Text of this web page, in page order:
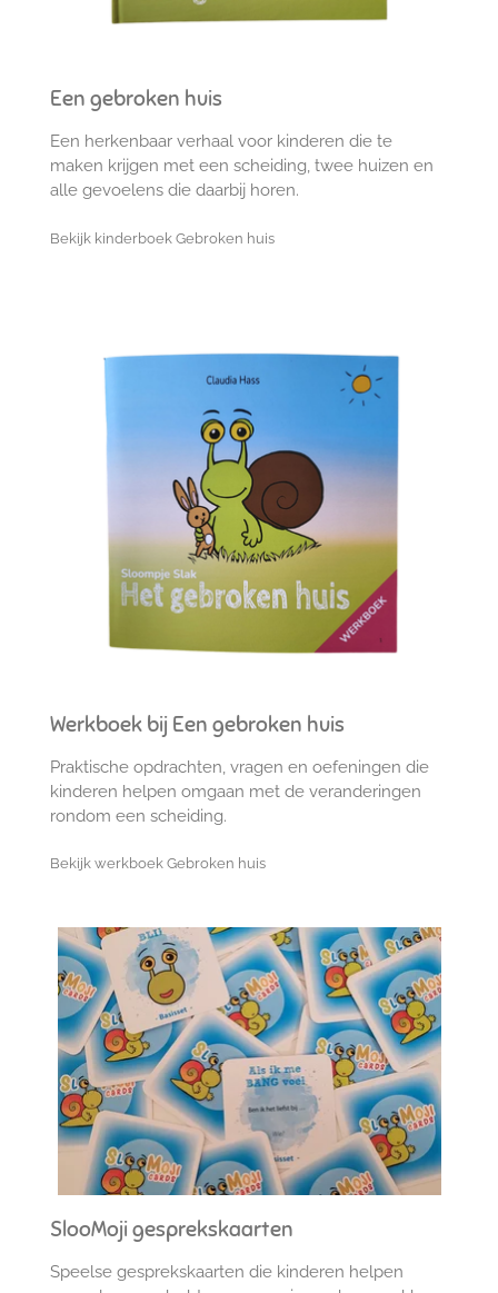
Een gebroken huis
Een herkenbaar verhaal voor kinderen die te
maken krijgen met een scheiding, twee huizen en
alle gevoelens die daarbij horen.
Bekijk kinderboek Gebroken huis
Werkboek bij Een gebroken huis
Praktische opdrachten, vragen en oefeningen die
kinderen helpen omgaan met de veranderingen
rondom een scheiding.
Bekijk werkboek Gebroken huis
SlooMoji gesprekskaarten
Speelse gesprekskaarten die kinderen helpen